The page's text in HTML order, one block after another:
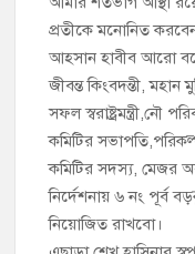
প্রতীকে মনোনিত
আহসান হাবীব আরো
জীবন্ত কিংবদন্তী, মহান
সফল স্বরাষ্ট্রমন্ত্রী,নৌ
কমিটির
কমিটির সদস্য, মেজর
নির্দেশনায় ৬ নং পূর্ব
নিয়োজিত রাখবো।